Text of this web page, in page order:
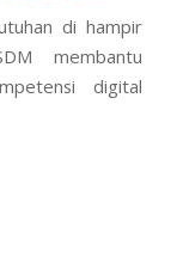
di hampir
membantu
digital